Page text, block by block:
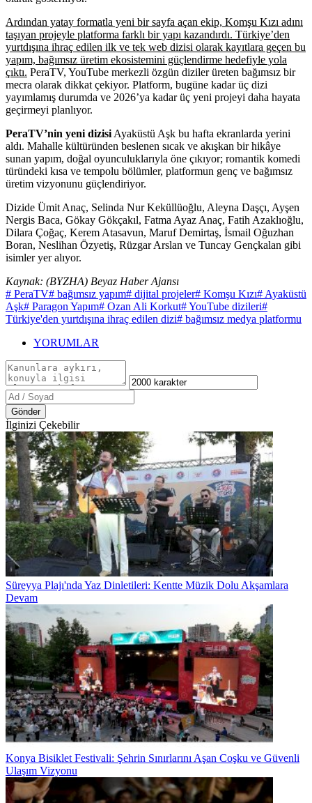
Ardından yatay formatla yeni bir sayfa açan ekip, Komşu Kızı adını
taşıyan projeyle platforma farklı bir yapı kazandırdı. Türkiye’den
yurtdışına ihraç edilen ilk ve tek web dizisi olarak kayıtlara geçen bu
yapım, bağımsız üretim ekosistemini güçlendirme hedefiyle yola
çıktı. PeraTV, YouTube merkezli özgün diziler üreten bağımsız bir
mecra olarak dikkat çekiyor. Platform, bugüne kadar üç dizi
yayımlamış durumda ve 2026’ya kadar üç yeni projeyi daha hayata
geçirmeyi planlıyor.
PeraTV’nin yeni dizisi Ayaküstü Aşk bu hafta ekranlarda yerini
aldı. Mahalle kültüründen beslenen sıcak ve akışkan bir hikâye
sunan yapım, doğal oyunculuklarıyla öne çıkıyor; romantik komedi
türündeki kısa ve tempolu bölümler, platformun genç ve bağımsız
üretim vizyonunu güçlendiriyor.
Dizide Ümit Anaç, Selinda Nur Keküllüoğlu, Aleyna Daşçı, Ayşen
Nergis Baca, Gökay Gökçakıl, Fatma Ayaz Anaç, Fatih Azaklıoğlu,
Dilara Çoğaç, Kerem Atasavun, Maruf Demirtaş, İsmail Oğuzhan
Boran, Neslihan Özyetiş, Rüzgar Arslan ve Tuncay Gençkalan gibi
isimler yer alıyor.
Kaynak: (BYZHA) Beyaz Haber Ajansı
# PeraTV# bağımsız yapım# dijital projeler# Komşu Kızı# Ayaküstü
Aşk# Paragon Yapım# Ozan Ali Korkut# YouTube dizileri#
Türkiye'den yurtdışına ihraç edilen dizi# bağımsız medya platformu
YORUMLAR
Gönder
İlginizi Çekebilir
Süreyya Plajı'nda Yaz Dinletileri: Kentte Müzik Dolu Akşamlara
Devam
Konya Bisiklet Festivali: Şehrin Sınırlarını Aşan Coşku ve Güvenli
Ulaşım Vizyonu